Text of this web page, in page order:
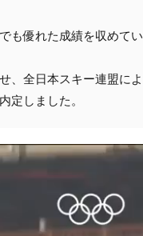
も優れた成績を収めてい
、全日本スキー連盟によ
定しました。